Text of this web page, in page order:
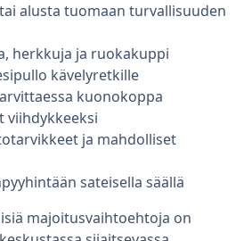
alusta tuomaan turvallisuuden
herkkuja ja ruokakuppi
kävelyretkille
kuonokoppa
viihdykkeeksi
ja mahdolliset
sateisella säällä
majoitusvaihtoehtoja on